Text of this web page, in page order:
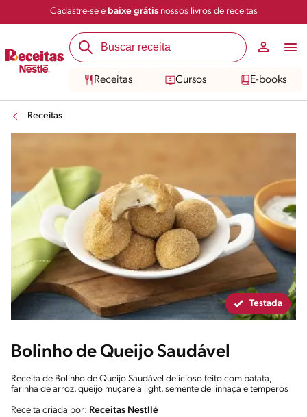
Cadastre-se e baixe grátisnossos livros de receitas
Receitas Cursos E-books
Receitas
Salvar Compartilhar
Testada
Bolinho de Queijo Saudável
Receita de Bolinho de Queijo Saudável delicioso feito com batata,
farinha de arroz, queijo muçarela light, semente de linhaça e temperos
Receita criada por: Receitas Nestllé